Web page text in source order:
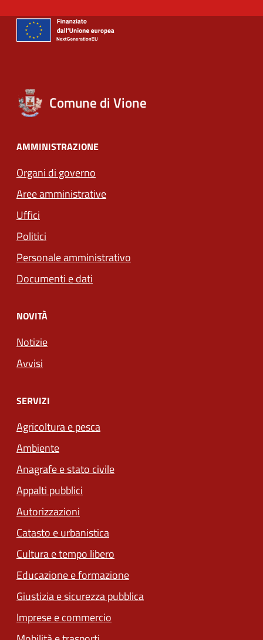
Comune di Vione
AMMINISTRAZIONE
Organi di governo
Aree amministrative
Uffici
Politici
Personale amministrativo
Documenti e dati
NOVITÀ
Notizie
Avvisi
SERVIZI
Agricoltura e pesca
Ambiente
Anagrafe e stato civile
Appalti pubblici
Autorizzazioni
Catasto e urbanistica
Cultura e tempo libero
Educazione e formazione
Giustizia e sicurezza pubblica
Imprese e commercio